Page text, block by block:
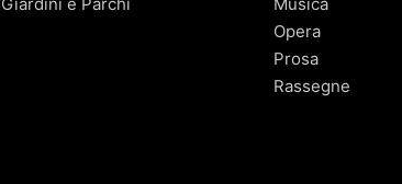
Opera
Prosa
Rassegne